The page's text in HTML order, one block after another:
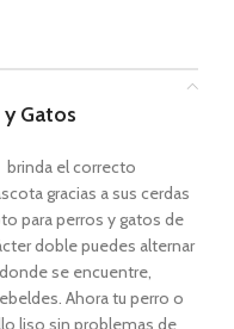
Gatos
brinda el correcto
gracias a sus cerdas
para perros y gatos de
doble puedes alternar
se encuentre,
Ahora tu perro o
liso sin problemas de